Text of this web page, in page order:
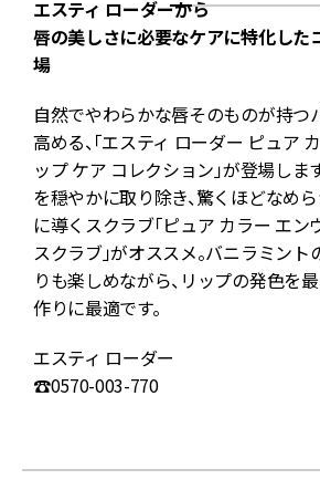
エスティ ローダーから
唇の美しさに必要なケアに特化した
場
自然でやわらかな唇そのものが持つ
高める、「エスティ ローダー ピュア
ップ ケア コレクション」が登場しま
を穏やかに取り除き、驚くほどなめ
に導くスクラブ「ピュア カラー エ
スクラブ」がオススメ。バニラミン
りも楽しめながら、リップの発色を
作りに最適です。
エスティ ローダー
☎0570-003-770